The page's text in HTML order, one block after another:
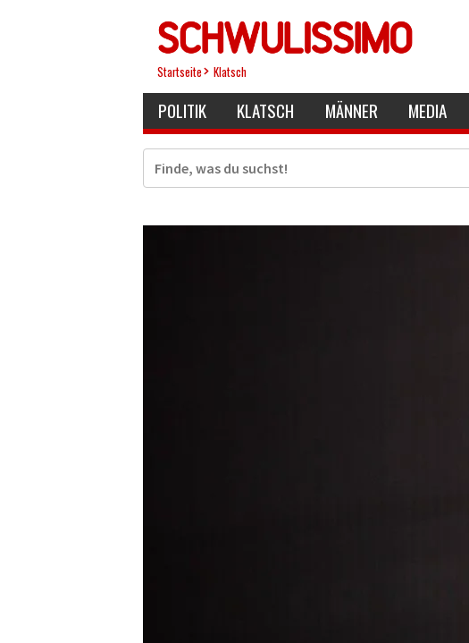
Startseite Klatsch
POLITIK KLATSCH MÄNNER MEDIA
Suche